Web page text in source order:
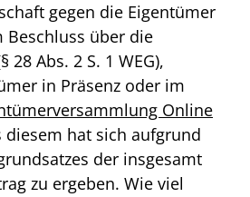
gegen die Eigentümer
Beschluss über die
28 Abs. 2 S. 1 WEG),
in Präsenz oder im
Online
diesem hat sich aufgrund
der insgesamt
zu ergeben. Wie viel